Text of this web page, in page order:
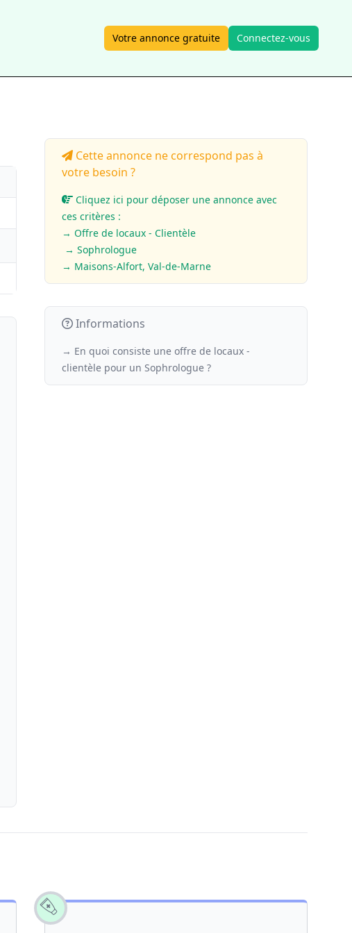
Votre annonce gratuite Connectez-vous
Cette annonce ne correspond pas à
votre besoin ?
Cliquez ici pour déposer une annonce avec
ces critères :
→ Offre de locaux - Clientèle
→ Sophrologue
→ Maisons-Alfort, Val-de-Marne
Informations
→ En quoi consiste une offre de locaux -
clientèle pour unSophrologue ?